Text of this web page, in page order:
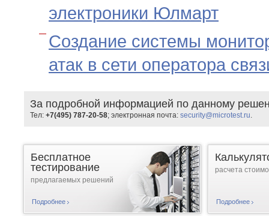
электроники Юлмарт
Создание системы
атак в сети оператора
За подробной информацией по данному
Тел: +7(495) 787-20-58; электронная почта: security@microtest.ru
Бесплатное
тестирование
предлагаемых решений
Подробнее
расчета
Подробнее